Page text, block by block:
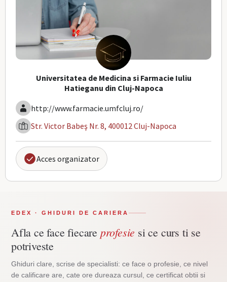
Universitatea de Medicina si Farmacie Iuliu
Hatieganu din Cluj-Napoca
http://www.farmacie.umfcluj.ro/
Str. Victor Babeş Nr. 8, 400012 Cluj-Napoca
Acces organizator
EDEX · GHIDURI DE CARIERA
Afla ce face fiecare profesie si ce curs ti se
potriveste
Ghiduri clare, scrise de specialisti: ce face o profesie, ce nivel
de calificare are, cate ore dureaza cursul, ce certificat obtii si